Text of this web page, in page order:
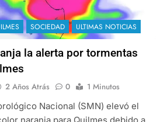
SOCIEDAD ULTIMAS NOTICIAS
la alerta por tormentas
2 Años Atrás 0
1 Minutos
Nacional (SMN) elevó el